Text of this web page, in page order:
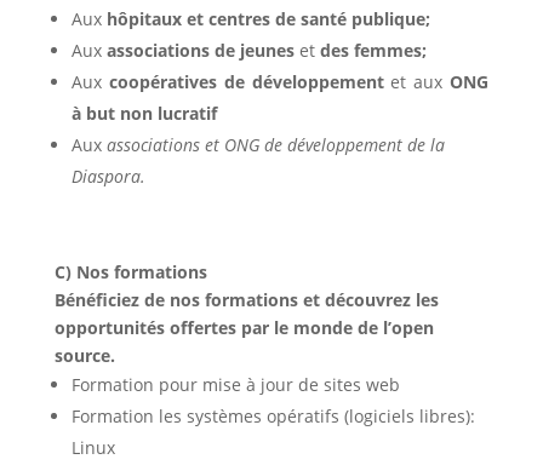
Aux hôpitaux et centres de santé publique;
Aux associations de jeuneset des femmes;
Aux coopératives de développementet auxONG
à but non lucratif
Aux associations et ONG de développement de la
Diaspora.
C) Nos formations
Bénéficiez de nos formations et découvrez les
opportunités offertes par le monde de l’open
source.
Formation pour mise à jour de sites web
Formation les systèmes opératifs (logiciels libres):
Linux